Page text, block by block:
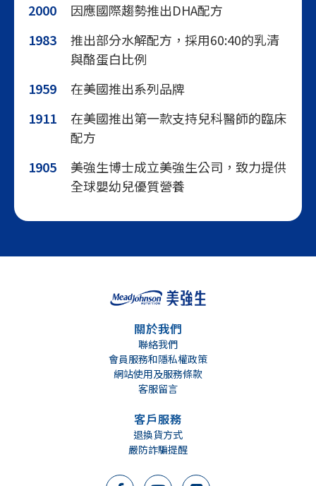
2000
因應國際趨勢推出DHA配方
1983
推出部分水解配方，採用60:40的乳清
與酪蛋白比例
1959
在美國推出系列品牌
1911
在美國推出第一款支持兒科醫師的臨床
配方
1905
美強生博士成立美強生公司，致力提供
全球嬰幼兒優質營養
關於我們
聯絡我們
會員服務和隱私權政策
網站使用及服務條款
客服留言
客戶服務
退換貨方式
嚴防詐騙提醒